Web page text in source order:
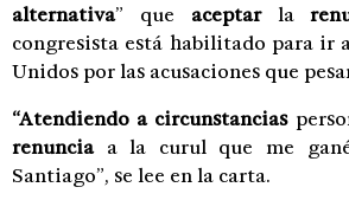
alternativa” que aceptarla
congresista está habilitado para ir
Unidos por las acusaciones que
“Atendiendo a circunstancias
renunciaa la curul que me
Santiago”, se lee en la carta.